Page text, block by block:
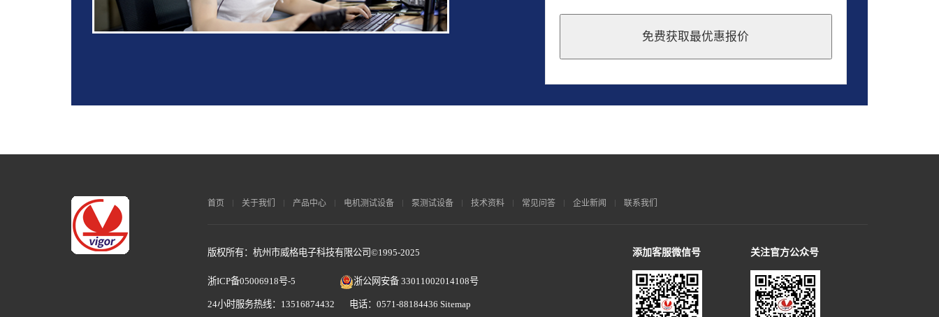
免费获取最优惠报价
should
首页 关于我们 产品中心 电机测试设备 泵测试设备 技术资料 常见问答 企业新闻 联系我们
版权所有：杭州市威格电子科技有限公司©1995-2025 添加客服微信号 关注官方公众号
浙ICP备05006918号-5 浙公网安备 33011002014108号
24小时服务热线：13516874432 电话：0571-88184436 Sitemap